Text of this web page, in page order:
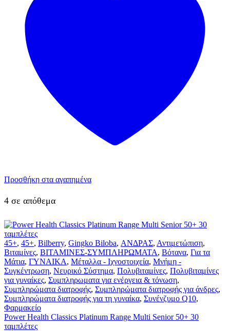
Προσθήκη στα αγαπημένα
4 σε απόθεμα
45+, 45+, Bilberry, Gingko Biloba, ΑΝΔΡΑΣ, Αντιμετώπιση,
Βιταμίνες, ΒΙΤΑΜΙΝΕΣ-ΣΥΜΠΛΗΡΩΜΑΤΑ, Βότανα, Για τα
Μάτια, ΓΥΝΑΙΚΑ, Μέταλλα - Ιχνοστοιχεία, Μνήμη -
Συγκέντρωση, Νευρικό Σύστημα, Πολυβιταμίνες, Πολυβιταμίνες
για γυναίκες, Συμπληρωματα για ενέργεια & τόνωση,
Συμπληρώματα διατροφής, Συμπληρώματα διατροφής για άνδρες,
Συμπληρώματα διατροφής για τη γυναίκα, Συνένζυμο Q10,
Φαρμακείο
Power Health Classics Platinum Range Multi Senior 50+ 30
ταμπλέτες